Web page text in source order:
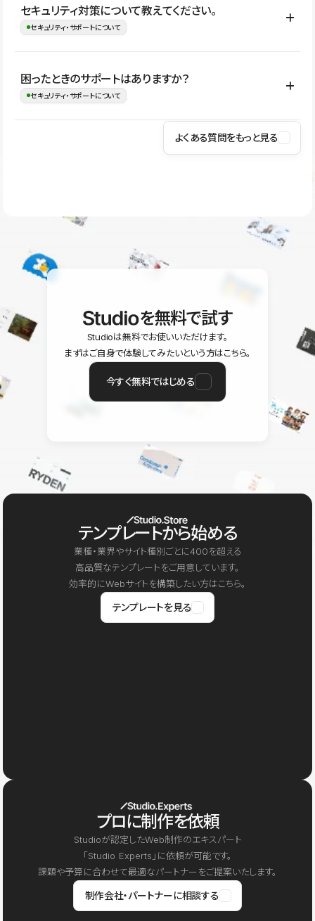
はい。CMSやコンポーネントを活用して更新範囲を設計しておく
ことで、デザインを崩しにくい状態で運用できます。 さらにコン
ながらレイアウトに影響を与えずに更新作業を進めやすくなりま
す。
セキュリティ対策について教えてください。
セキュリティ・サポートについて
Studioでは、公開サイトやサービスを安全に利用できるよう、通信
の暗号化、データ保護、アクセス管理、脆弱性対策など、複数の観
はSSL/TLSによる通信暗号化に対応しており、悪質なスクリプトの
困ったときのサポートはありますか？
セキュリティ・サポートについて
操作方法や機能については、ヘルプセンターでご確認いただけま
ユーザー同士で質問・相談できるコミュニティもご利用ください。
よくある質問をもっと見る
を無料で試す
Studioは無料でお使いいただけます。
まずはご自身で体験してみたいという方はこちら。
今すぐ無料ではじめる
テンプレートから始める
業種・業界やサイト種別ごとに400を超える
高品質なテンプレートをご用意しています。
効率的にWebサイトを構築したい方はこちら。
テンプレートを見る
プロに制作を依頼
Studioが認定したWeb制作のエキスパート
「Studio Experts」に依頼が可能です。
課題や予算に合わせて最適なパートナーをご提案いたします。
制作会社・パートナーに相談する